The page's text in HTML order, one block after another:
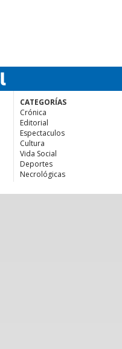
CATEGORÍAS
Crónica
Editorial
Espectaculos
Cultura
Vida Social
Deportes
Necrológicas